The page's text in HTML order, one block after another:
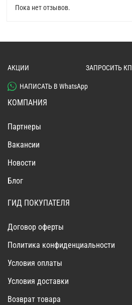
Пока нет отзывов.
АКЦИИ ЗАПРОСИТЬ КП
НАПИСАТЬ В WhatsApp
КОМПАНИЯ
Партнеры
Вакансии
Новости
Блог
ГИД ПОКУПАТЕЛЯ
Договор оферты
Политика конфиденциальности
Условия оплаты
Условия доставки
Возврат товара